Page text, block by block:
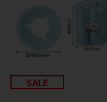
SALE